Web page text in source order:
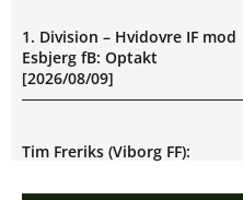
1. Division – Hvidovre IF mod
Esbjerg fB: Optakt
[2026/08/09]
Tim Freriks (Viborg FF):